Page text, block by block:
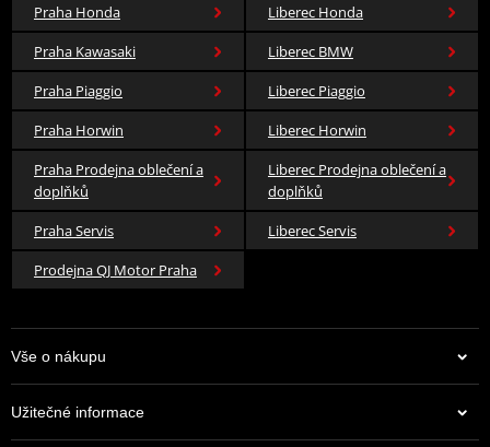
Praha Honda
Liberec Honda
Praha Kawasaki
Liberec BMW
Praha Piaggio
Liberec Piaggio
Praha Horwin
Liberec Horwin
Praha Prodejna oblečení a
doplňků
Liberec Prodejna oblečení a
doplňků
Praha Servis
Liberec Servis
Prodejna QJ Motor Praha
Vše o nákupu
Užitečné informace